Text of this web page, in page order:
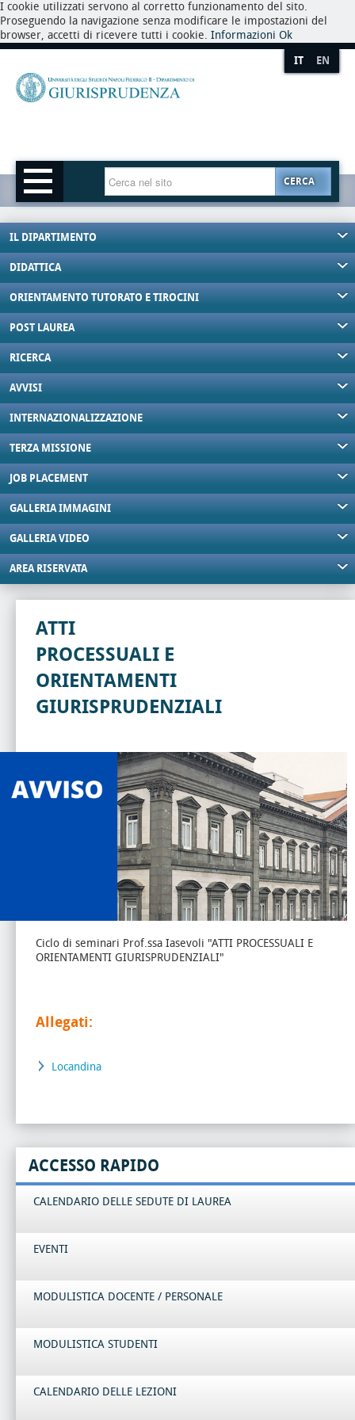
I cookie utilizzati servono al corretto funzionamento del sito.
Proseguendo la navigazione senza modificare le impostazioni del
browser, accetti di ricevere tutti i cookie. Informazioni Ok
IT EN
CERCA
IL DIPARTIMENTO
DIDATTICA
ORIENTAMENTO TUTORATO E TIROCINI
POST LAUREA
RICERCA
AVVISI
INTERNAZIONALIZZAZIONE
TERZA MISSIONE
JOB PLACEMENT
GALLERIA IMMAGINI
GALLERIA VIDEO
AREA RISERVATA
ATTI
PROCESSUALI E
ORIENTAMENTI
GIURISPRUDENZIALI
Ciclo di seminari Prof.ssa Iasevoli "ATTI PROCESSUALI E
ORIENTAMENTI GIURISPRUDENZIALI"
Allegati:
Locandina
ACCESSO RAPIDO
CALENDARIO DELLE SEDUTE DI LAUREA
EVENTI
MODULISTICA DOCENTE / PERSONALE
MODULISTICA STUDENTI
CALENDARIO DELLE LEZIONI